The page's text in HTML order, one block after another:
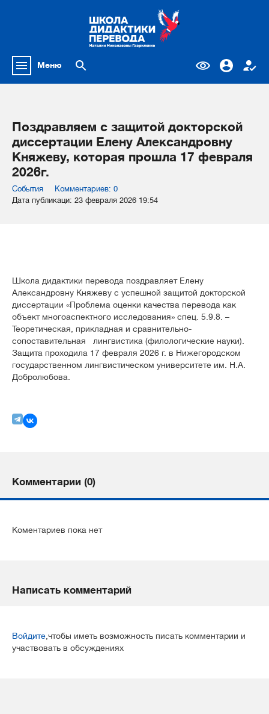
Меню
Поздравляем с защитой докторской
диссертации Елену Александровну
Княжеву, которая прошла 17 февраля
2026г.
События
Комментариев: 0
Дата публикаци: 23 февраля 2026 19:54
Школа дидактики перевода поздравляет Елену
Александровну Княжеву с успешной защитой докторской
диссертации «Проблема оценки качества перевода как
объект многоаспектного исследования» спец. 5.9.8. –
Теоретическая, прикладная и сравнительно-
сопоставительная лингвистика (филологические науки).
Защита проходила 17 февраля 2026 г. в Нижегородском
государственном лингвистическом университете им. Н.А.
Добролюбова.
Комментарии (0)
Коментариев пока нет
Написать комментарий
Войдите ,чтобы иметь возможность писать комментарии и
участвовать в обсуждениях